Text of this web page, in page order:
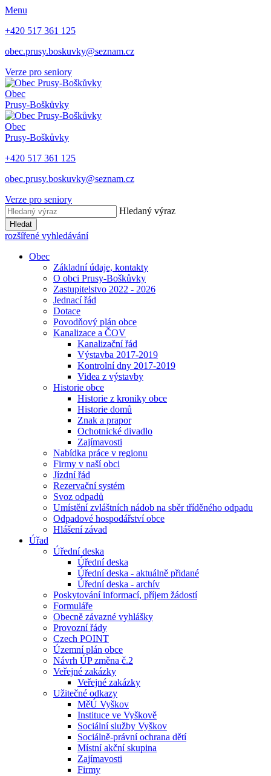
Menu
+420 517 361 125
obec.prusy.boskuvky@seznam.cz
Verze pro seniory
Obec
Prusy-Boškůvky
Obec
Prusy-Boškůvky
+420 517 361 125
obec.prusy.boskuvky@seznam.cz
Verze pro seniory
Hledaný výraz
Hledat
rozšířené vyhledávání
Obec
Základní údaje, kontakty
O obci Prusy-Boškůvky
Zastupitelstvo 2022 - 2026
Jednací řád
Dotace
Povodňový plán obce
Kanalizace a ČOV
Kanalizační řád
Výstavba 2017-2019
Kontrolní dny 2017-2019
Videa z výstavby
Historie obce
Historie z kroniky obce
Historie domů
Znak a prapor
Ochotnické divadlo
Zajímavosti
Nabídka práce v regionu
Firmy v naší obci
Jízdní řád
Rezervační systém
Svoz odpadů
Umístění zvláštních nádob na sběr tříděného odpadu
Odpadové hospodářství obce
Hlášení závad
Úřad
Úřední deska
Úřední deska
Úřední deska - aktuálně přidané
Úřední deska - archív
Poskytování informací, příjem žádostí
Formuláře
Obecně závazné vyhlášky
Provozní řády
Czech POINT
Územní plán obce
Návrh ÚP změna č.2
Veřejné zakázky
Veřejné zakázky
Užitečné odkazy
MěÚ Vyškov
Instituce ve Vyškově
Sociální služby Vyškov
Sociálně-právní ochrana dětí
Místní akční skupina
Zajímavosti
Firmy